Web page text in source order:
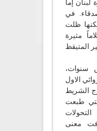
لبنان إما
في
ظلت
مثيرة
المتيقظ
سنوات،
الاول
في العام 1986. خرج الشريط
التي طبعت
معنى